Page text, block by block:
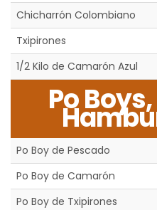
Chicharrón Colombiano
Txipirones
1/2 Kilo de Camarón Azul
Po
Po Boy de Pescado
Po Boy de Camarón
Po Boy de Txipirones